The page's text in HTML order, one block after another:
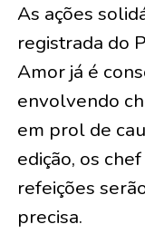
As ações
registrada do
Amor já é
envolvendo
em prol de
edição, os
refeições
precisa.